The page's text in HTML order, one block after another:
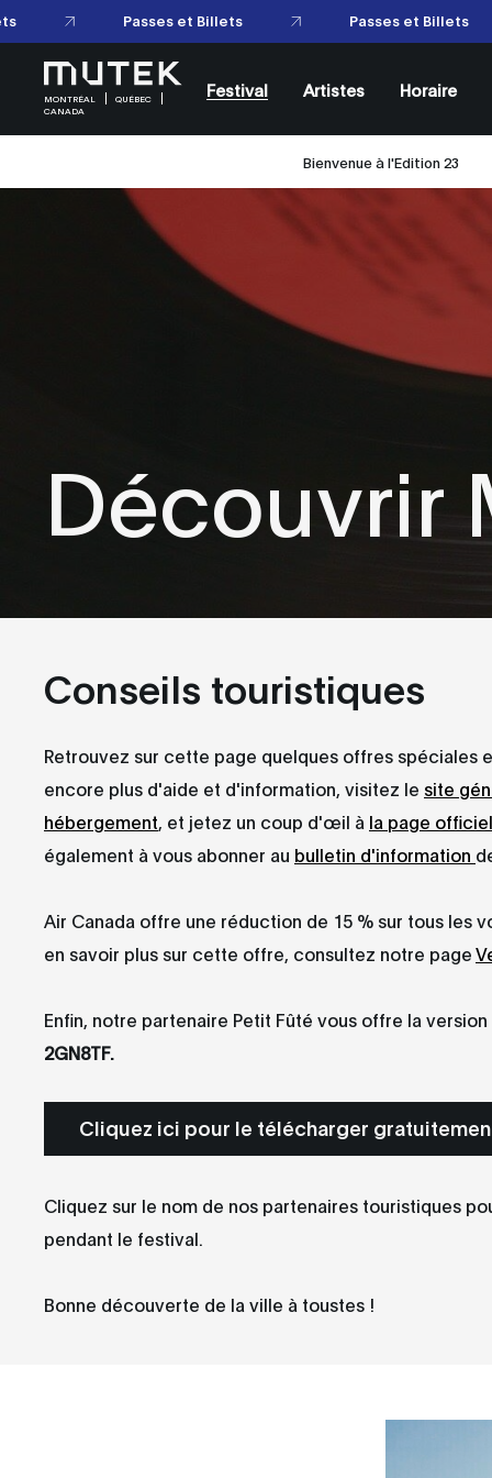
MONTRÉAL
QUÉBEC
CANADA
Festival Artistes Horaire
Bienvenue à l'Edition 23
Découvrir
Conseils touristiques
Retrouvez sur cette page quelques offres spéciales
encore plus d'aide et d'information, visitez le site
hébergement , et jetez un coup d'œil à la page
également à vous abonner au bulletin d'information
Air Canada offre une réduction de 15 % sur tous les
en savoir plus sur cette offre, consultez notre page
Enfin, notre partenaire Petit Fûté vous offre la
2GN8TF.
Cliquez ici pour le télécharger
Cliquez sur le nom de nos partenaires touristiques
pendant le festival.
Bonne découverte de la ville à toustes !